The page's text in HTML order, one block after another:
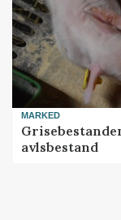
MARKED
avlsbestand